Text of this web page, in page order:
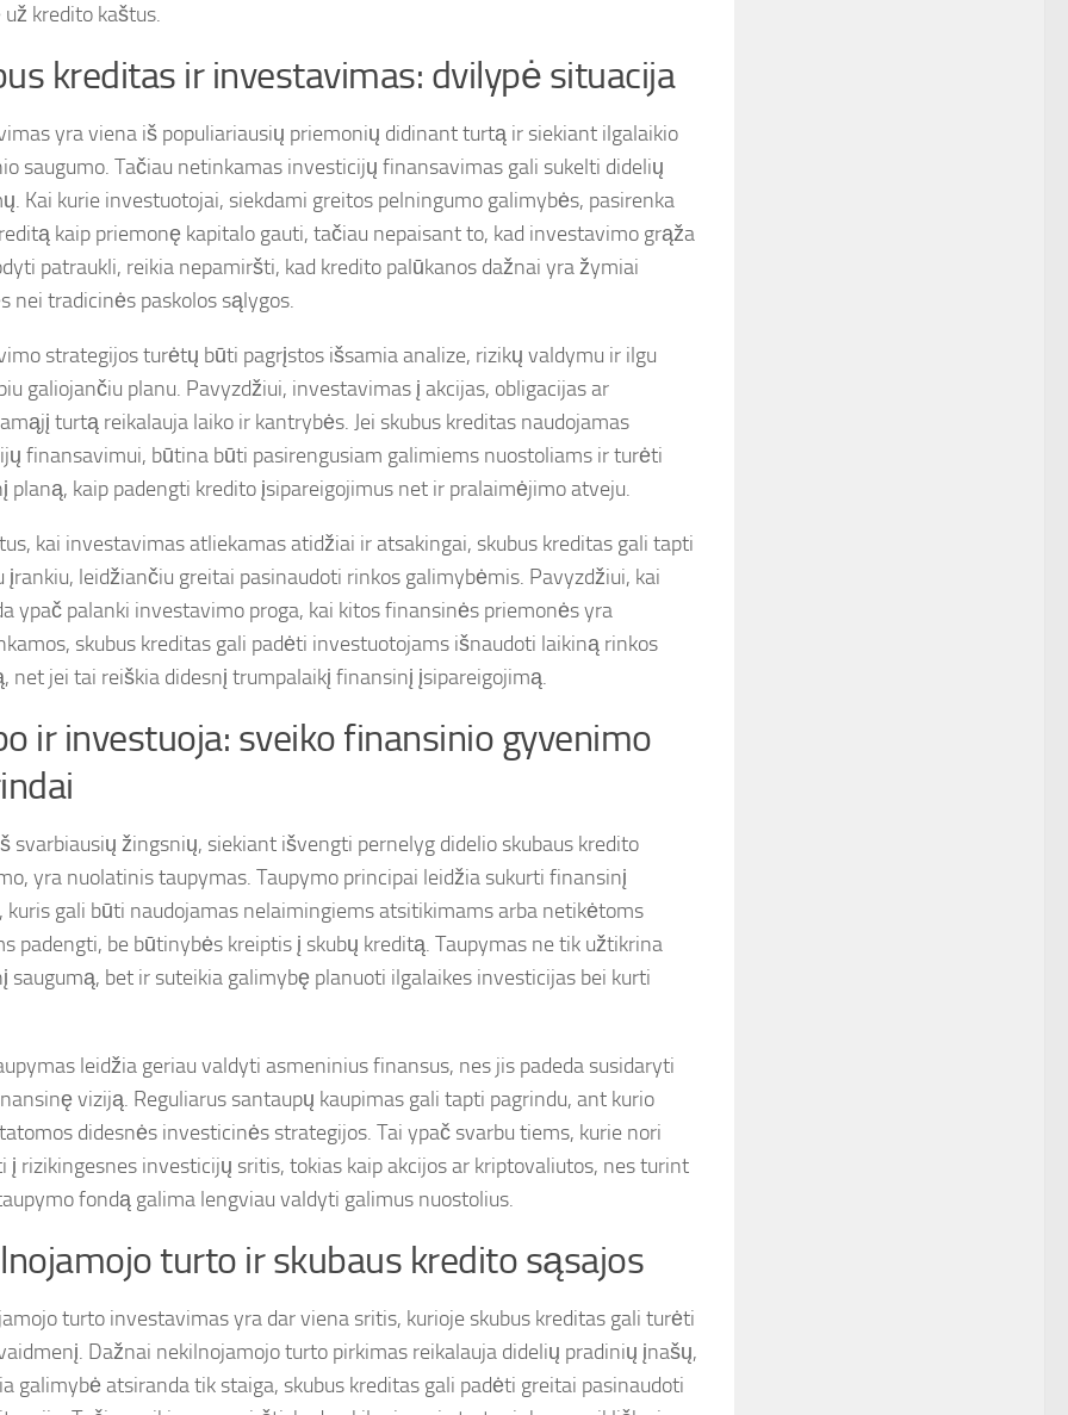
kredito kaštus.
kreditas ir investavimas: dvilypė situacija
yra viena iš populiariausių priemonių didinant turtą ir siekiant ilgalaikio
saugumo. Tačiau netinkamas investicijų finansavimas gali sukelti didelių
Kai kurie investuotojai, siekdami greitos pelningumo galimybės, pasirenka
kaip priemonę kapitalo gauti, tačiau nepaisant to, kad investavimo grąža
patraukli, reikia nepamiršti, kad kredito palūkanos dažnai yra žymiai
nei tradicinės paskolos sąlygos.
strategijos turėtų būti pagrįstos išsamia analize, rizikų valdymu ir ilgu
galiojančiu planu. Pavyzdžiui, investavimas į akcijas, obligacijas ar
turtą reikalauja laiko ir kantrybės. Jei skubus kreditas naudojamas
finansavimui, būtina būti pasirengusiam galimiems nuostoliams ir turėti
planą, kaip padengti kredito įsipareigojimus net ir pralaimėjimo atveju.
kai investavimas atliekamas atidžiai ir atsakingai, skubus kreditas gali tapti
įrankiu, leidžiančiu greitai pasinaudoti rinkos galimybėmis. Pavyzdžiui, kai
ypač palanki investavimo proga, kai kitos finansinės priemonės yra
skubus kreditas gali padėti investuotojams išnaudoti laikiną rinkos
net jei tai reiškia didesnį trumpalaikį finansinį įsipareigojimą.
ir investuoja: sveiko finansinio gyvenimo
svarbiausių žingsnių, siekiant išvengti pernelyg didelio skubaus kredito
yra nuolatinis taupymas. Taupymo principai leidžia sukurti finansinį
kuris gali būti naudojamas nelaimingiems atsitikimams arba netikėtoms
padengti, be būtinybės kreiptis į skubų kreditą. Taupymas ne tik užtikrina
saugumą, bet ir suteikia galimybę planuoti ilgalaikes investicijas bei kurti
leidžia geriau valdyti asmeninius finansus, nes jis padeda susidaryti
viziją. Reguliarus santaupų kaupimas gali tapti pagrindu, ant kurio
didesnės investicinės strategijos. Tai ypač svarbu tiems, kurie nori
į rizikingesnes investicijų sritis, tokias kaip akcijos ar kriptovaliutos, nes turint
fondą galima lengviau valdyti galimus nuostolius.
turto ir skubaus kredito sąsajos
turto investavimas yra dar viena sritis, kurioje skubus kreditas gali turėti
Dažnai nekilnojamojo turto pirkimas reikalauja didelių pradinių įnašų,
galimybė atsiranda tik staiga, skubus kreditas gali padėti greitai pasinaudoti